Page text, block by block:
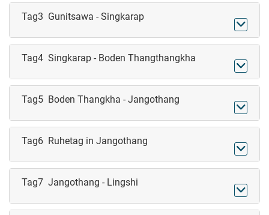
Tag3 Gunitsawa - Singkarap

Tag4 Singkarap - Boden Thangthangkha

Tag5 Boden Thangkha - Jangothang

Tag6 Ruhetag in Jangothang

Tag7 Jangothang - Lingshi
